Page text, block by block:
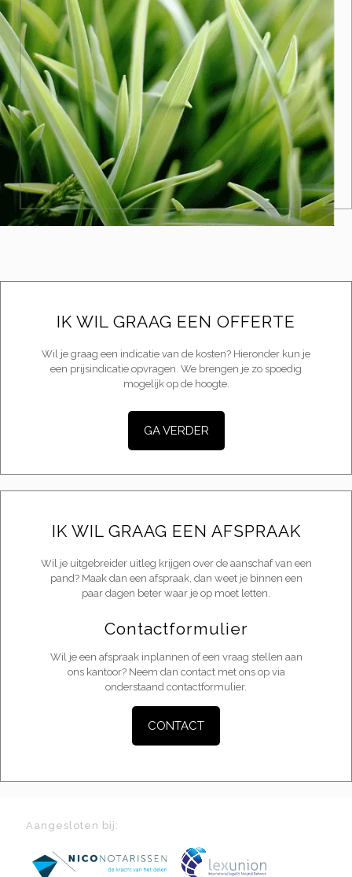
IK WIL GRAAG EEN OFFERTE
Wil je graag een indicatie van de kosten? Hieronder kun je
een prijsindicatie opvragen. We brengen je zo spoedig
mogelijk op de hoogte.
GA VERDER
IK WIL GRAAG EEN AFSPRAAK
Wil je uitgebreider uitleg krijgen over de aanschaf van een
pand? Maak dan een afspraak, dan weet je binnen een
paar dagen beter waar je op moet letten.
Contactformulier
Wil je een afspraak inplannen of een vraag stellen aan
ons kantoor? Neem dan contact met ons op via
onderstaand contactformulier.
CONTACT
Aangesloten bij: